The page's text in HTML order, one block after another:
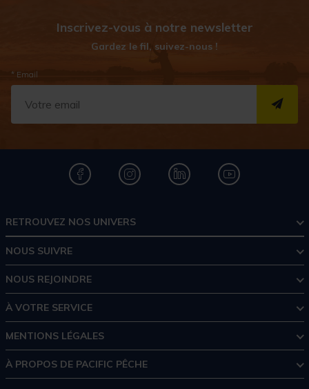
Inscrivez-vous à notre newsletter
Gardez le fil, suivez-nous !
* Email
RETROUVEZ NOS UNIVERS
NOUS SUIVRE
NOUS REJOINDRE
À VOTRE SERVICE
MENTIONS LÉGALES
À PROPOS DE PACIFIC PÊCHE